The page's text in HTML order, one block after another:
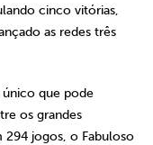
cinco vitórias,
as redes três
único que pode
os grandes
jogos, o Fabuloso